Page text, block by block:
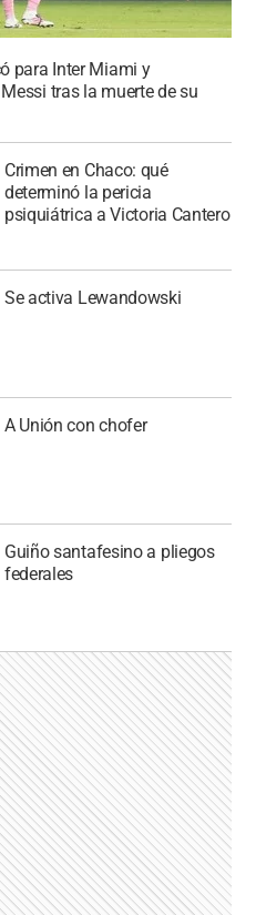
para Inter Miami y
tras la muerte de su
Crimen en Chaco: qué
determinó la pericia
psiquiátrica a Victoria Cantero
Se activa Lewandowski
A Unión con chofer
Guiño santafesino a pliegos
federales